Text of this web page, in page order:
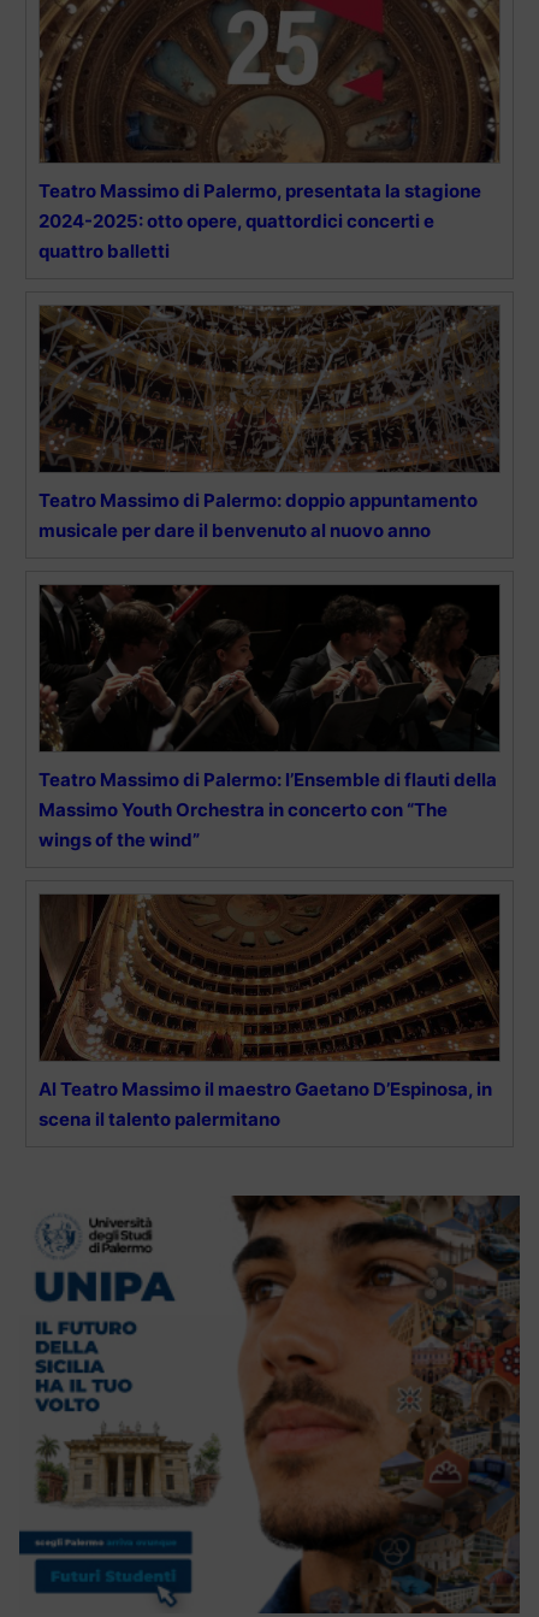
Teatro Massimo di Palermo, presentata la stagione
2024-2025: otto opere, quattordici concerti e
quattro balletti
Teatro Massimo di Palermo: doppio appuntamento
musicale per dare il benvenuto al nuovo anno
Teatro Massimo di Palermo: l’Ensemble di flauti della
Massimo Youth Orchestra in concerto con “The
wings of the wind”
Al Teatro Massimo il maestro Gaetano D’Espinosa, in
scena il talento palermitano